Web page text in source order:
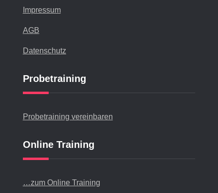
Impressum
AGB
Datenschutz
Probetraining
Probetraining vereinbaren
Online Training
…zum Online Training